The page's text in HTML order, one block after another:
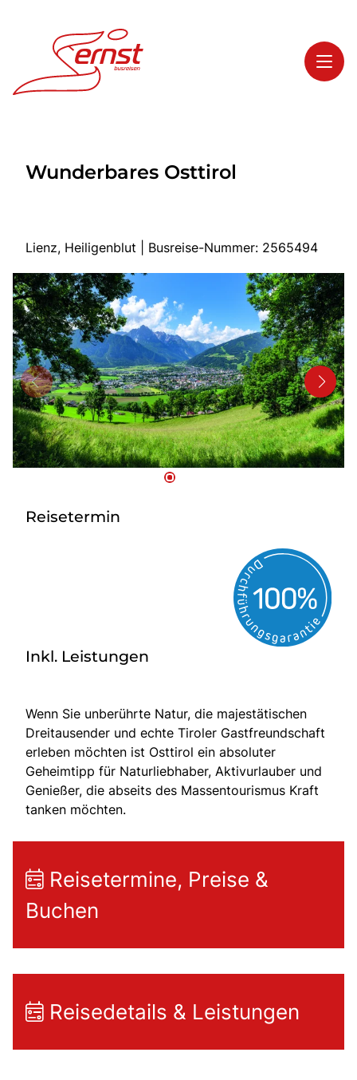
Highlights
Start
Busreisen
Bus mieten
Kontakt
Wunderbares Osttirol
Lienz, Heiligenblut | Busreise-Nummer: 2565494
Reisetermin
Inkl. Leistungen
Wenn Sie unberührte Natur, die majestätischen
Dreitausender und echte Tiroler Gastfreundschaft
erleben möchten ist Osttirol ein absoluter
Geheimtipp für Naturliebhaber, Aktivurlauber und
Genießer, die abseits des Massentourismus Kraft
tanken möchten.
Reisetermine, Preise &
Buchen
Reisedetails & Leistungen